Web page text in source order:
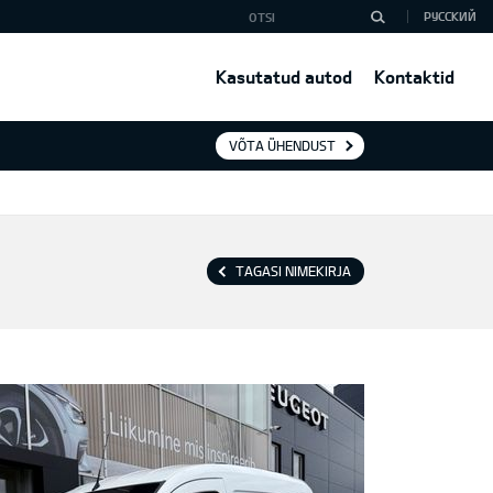
Kasutatud autod Kontaktid
РУССКИЙ
VÕTA ÜHENDUST
TAGASI NIMEKIRJA